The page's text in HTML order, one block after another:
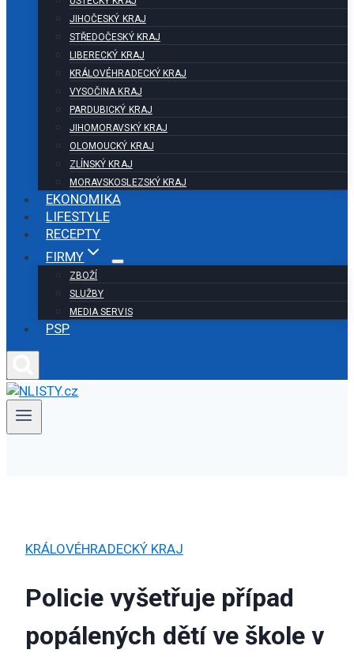
JIHOČESKÝ KRAJ
STŘEDOČESKÝ KRAJ
LIBERECKÝ KRAJ
KRÁLOVÉHRADECKÝ KRAJ
VYSOČINA KRAJ
PARDUBICKÝ KRAJ
JIHOMORAVSKÝ KRAJ
OLOMOUCKÝ KRAJ
ZLÍNSKÝ KRAJ
MORAVSKOSLEZSKÝ KRAJ
EKONOMIKA
LIFESTYLE
RECEPTY
FIRMY
ZBOŽÍ
SLUŽBY
MEDIA SERVIS
PSP
KRÁLOVÉHRADECKÝ KRAJ
Policie vyšetřuje případ
popálených dětí ve škole v